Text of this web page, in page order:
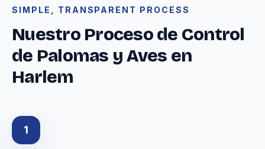
SIMPLE, TRANSPARENT PROCESS
Nuestro Proceso de Control
de Palomas y Aves en
Harlem
1